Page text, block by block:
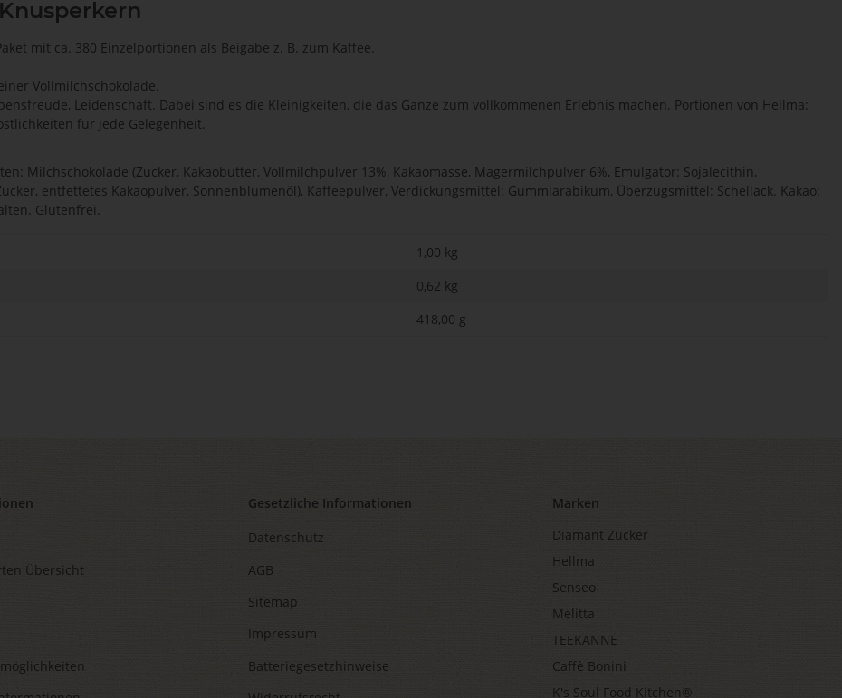
mit ca. 380 Einzelportionen als Beigabe z. B. zum Kaffee.
Vollmilchschokolade.
Leidenschaft. Dabei sind es die Kleinigkeiten, die das Ganze zum vollkommenen Erlebnis machen. Portionen von Hellma:
für jede Gelegenheit.
Milchschokolade (Zucker, Kakaobutter, Vollmilchpulver 13%, Kakaomasse, Magermilchpulver 6%, Emulgator: Sojalecithin,
entfettetes Kakaopulver, Sonnenblumenöl), Kaffeepulver, Verdickungsmittel: Gummiarabikum, Überzugsmittel: Schellack. Kakao:
Glutenfrei.
1,00 kg
0,62 kg
418,00 g
Übersicht
Gesetzliche Informationen
Datenschutz
AGB
Sitemap
Impressum
Batteriegesetzhinweise
Marken
Diamant Zucker
Hellma
Senseo
Melitta
TEEKANNE
Caffè Bonini
K's Soul Food Kitchen®